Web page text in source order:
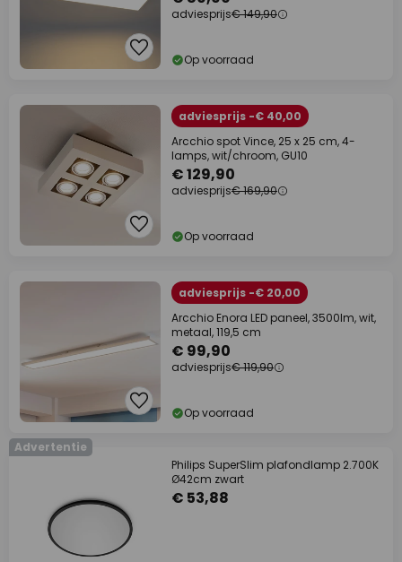
adviesprijs€ 149,90
Op voorraad
adviesprijs -€ 40,00
Arcchio spot Vince, 25 x 25 cm, 4-
lamps, wit/chroom, GU10
€ 129,90
adviesprijs€ 169,90
Op voorraad
adviesprijs -€ 20,00
Arcchio Enora LED paneel, 3500lm, wit,
metaal, 119,5 cm
€ 99,90
adviesprijs€ 119,90
Op voorraad
Advertentie
Philips SuperSlim plafondlamp 2.700K
Ø42cm zwart
€ 53,88